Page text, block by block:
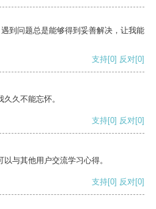
到问题总是能够得到妥善解决，让我能
支持[0] 反对[0]
久不能忘怀。
支持[0] 反对[0]
与其他用户交流学习心得。
支持[0] 反对[0]